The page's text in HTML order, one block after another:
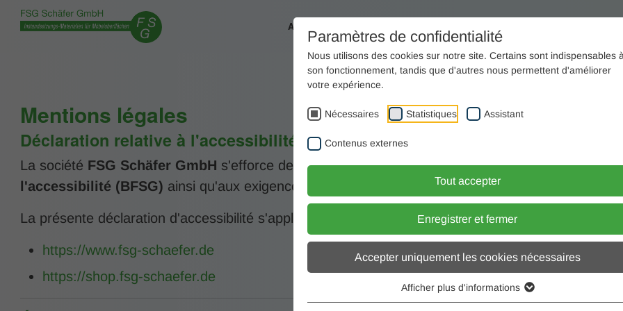
Accueil
Mentions légales
Déclaration relative à l'accessibilité
La société FSG Schäfer GmbH s'efforce de rendre son site web accessible conformément à la
l'accessibilité (BFSG) ainsi qu'aux exigences de la directive (UE) 2019/882.
La présente déclaration d'accessibilité s'applique aux sites web suivants :
https://www.fsg-schaefer.de
https://shop.fsg-schaefer.de
Paramètres de confidentialité
Nous utilisons des cookies sur notre site. Certains sont indispensables à
son fonctionnement, tandis que d'autres nous permettent d'améliorer
votre expérience.
Nécessaires Statistiques Assistant
Contenus externes
Tout accepter
Enregistrer et fermer
Accepter uniquement les cookies nécessaires
Afficher plus d'informations